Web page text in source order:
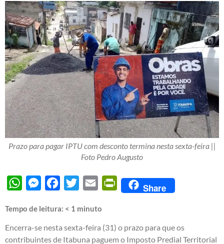
Prazo para pagar IPTU com desconto termina nesta sexta-feira ||
Foto Pedro Augusto
WhatsAppMessengerFacebook
Twitter Email PrintFriendly
Share
Tempo de leitura: < 1 minuto
Encerra-se nesta sexta-feira (31) o prazo para que os
contribuintes de Itabuna paguem o Imposto Predial Territorial